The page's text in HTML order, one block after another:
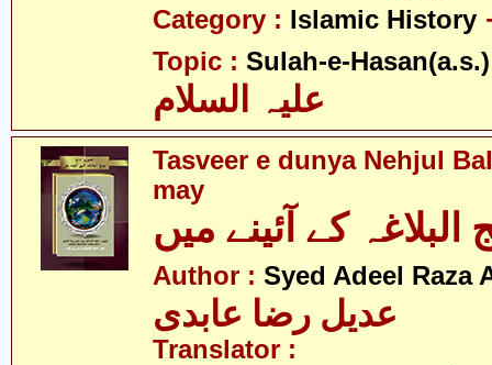
Category : Islamic History
Topic : Sulah-e-Hasan(a.s.)
علیہ السلام
Tasveer e dunya Nehjul
may
البلاغہ کے آئینے میں
Author : Syed Adeel Raza
عدیل رضا عابدی
Translator :